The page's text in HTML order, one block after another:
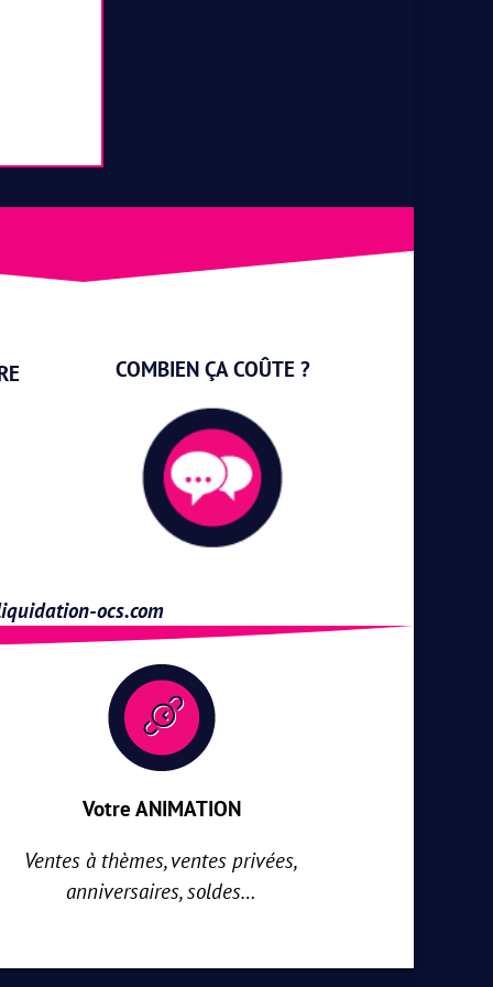
COMBIEN ÇA COÛTE ?
ocs.com
Votre ANIMATION
Ventes à thèmes, ventes privées,
anniversaires, soldes…